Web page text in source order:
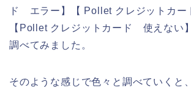
ド エラー】【 Pollet クレジットカー
【Pollet クレジットカード 使えない
調べてみました。
そのような感じで色々と調べていくと